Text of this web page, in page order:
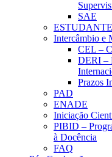
SAE
Intercâmbio e
CEL –
DERI –
Prazos
PAD
ENADE
Iniciação
PIBID –
à Docência
FAQ